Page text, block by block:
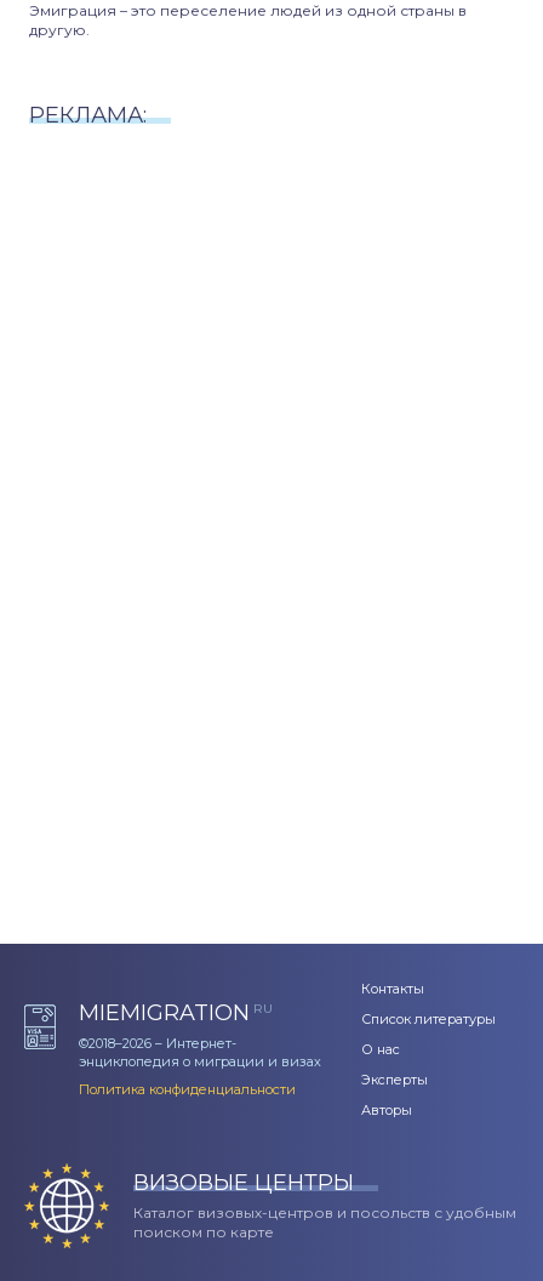
Эмиграция – это переселение людей из одной страны в
другую.
РЕКЛАМА:
MIEMIGRATION RU
©2018–2026 – Интернет-
энциклопедия о миграции и визах
Политика конфиденциальности
Контакты
Список литературы
О нас
Эксперты
Авторы
ВИЗОВЫЕ ЦЕНТРЫ
Каталог визовых-центров и посольств с удобным
поиском по карте